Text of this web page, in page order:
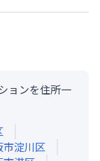
ョンを住所一
市淀川区